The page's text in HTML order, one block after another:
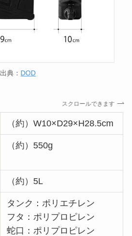
出典： DOD
スクロールできます
（約）W10×D29×H28.5cm
（約）550g
（約）5L
タンク：ポリエチレン
フタ：ポリプロピレン
蛇口：ポリプロピレン